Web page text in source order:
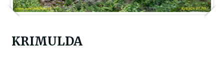
KRIMULDA